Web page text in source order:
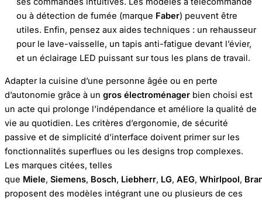
ou à détection de fumée (marque Faber) peuvent être
utiles. Enfin, pensez aux aides techniques : un rehausseur
pour le lave-vaisselle, un tapis anti-fatigue devant l’évier,
et un éclairage LED puissant sur tous les plans de travail.
Adapter la cuisine d’une personne âgée ou en perte
d’autonomie grâce à un gros électroménager bien choisi est
un acte qui prolonge l’indépendance et améliore la qualité de
vie au quotidien. Les critères d’ergonomie, de sécurité
passive et de simplicité d’interface doivent primer sur les
fonctionnalités superflues ou les designs trop complexes.
Les marques citées, telles
que Miele, Siemens, Bosch, Liebherr, LG, AEG, Whirlpool,
proposent des modèles intégrant une ou plusieurs de ces